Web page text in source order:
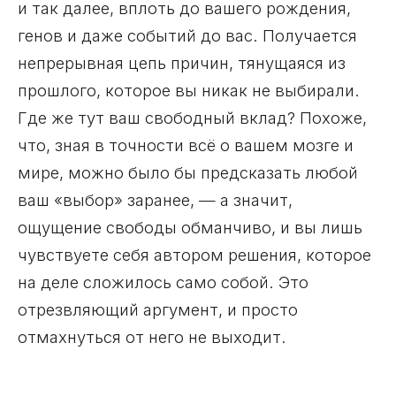
и так далее, вплоть до вашего рождения,
генов и даже событий до вас. Получается
непрерывная цепь причин, тянущаяся из
прошлого, которое вы никак не выбирали.
Где же тут ваш свободный вклад? Похоже,
что, зная в точности всё о вашем мозге и
мире, можно было бы предсказать любой
ваш «выбор» заранее, — а значит,
ощущение свободы обманчиво, и вы лишь
чувствуете себя автором решения, которое
на деле сложилось само собой. Это
отрезвляющий аргумент, и просто
отмахнуться от него не выходит.